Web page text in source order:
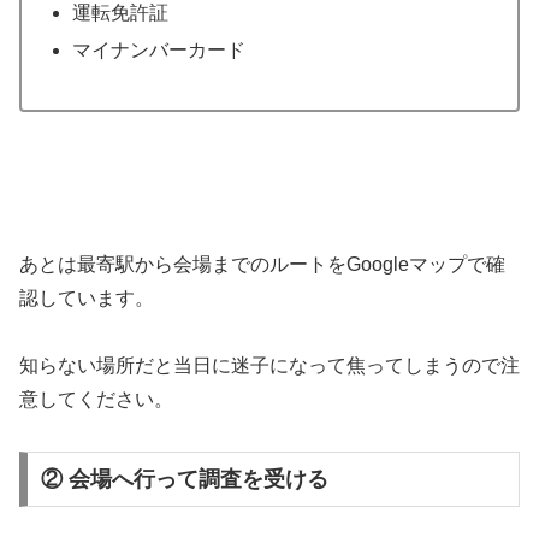
運転免許証
マイナンバーカード
あとは最寄駅から会場までのルートをGoogleマップで確
認しています。
知らない場所だと当日に迷子になって焦ってしまうので注
意してください。
② 会場へ行って調査を受ける